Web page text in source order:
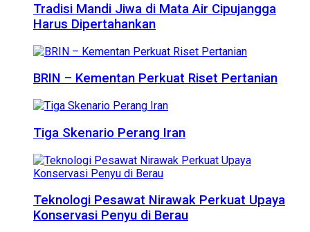
Tradisi Mandi Jiwa di Mata Air Cipujangga
Harus Dipertahankan
BRIN – Kementan Perkuat Riset Pertanian
Tiga Skenario Perang Iran
Teknologi Pesawat Nirawak Perkuat Upaya
Konservasi Penyu di Berau